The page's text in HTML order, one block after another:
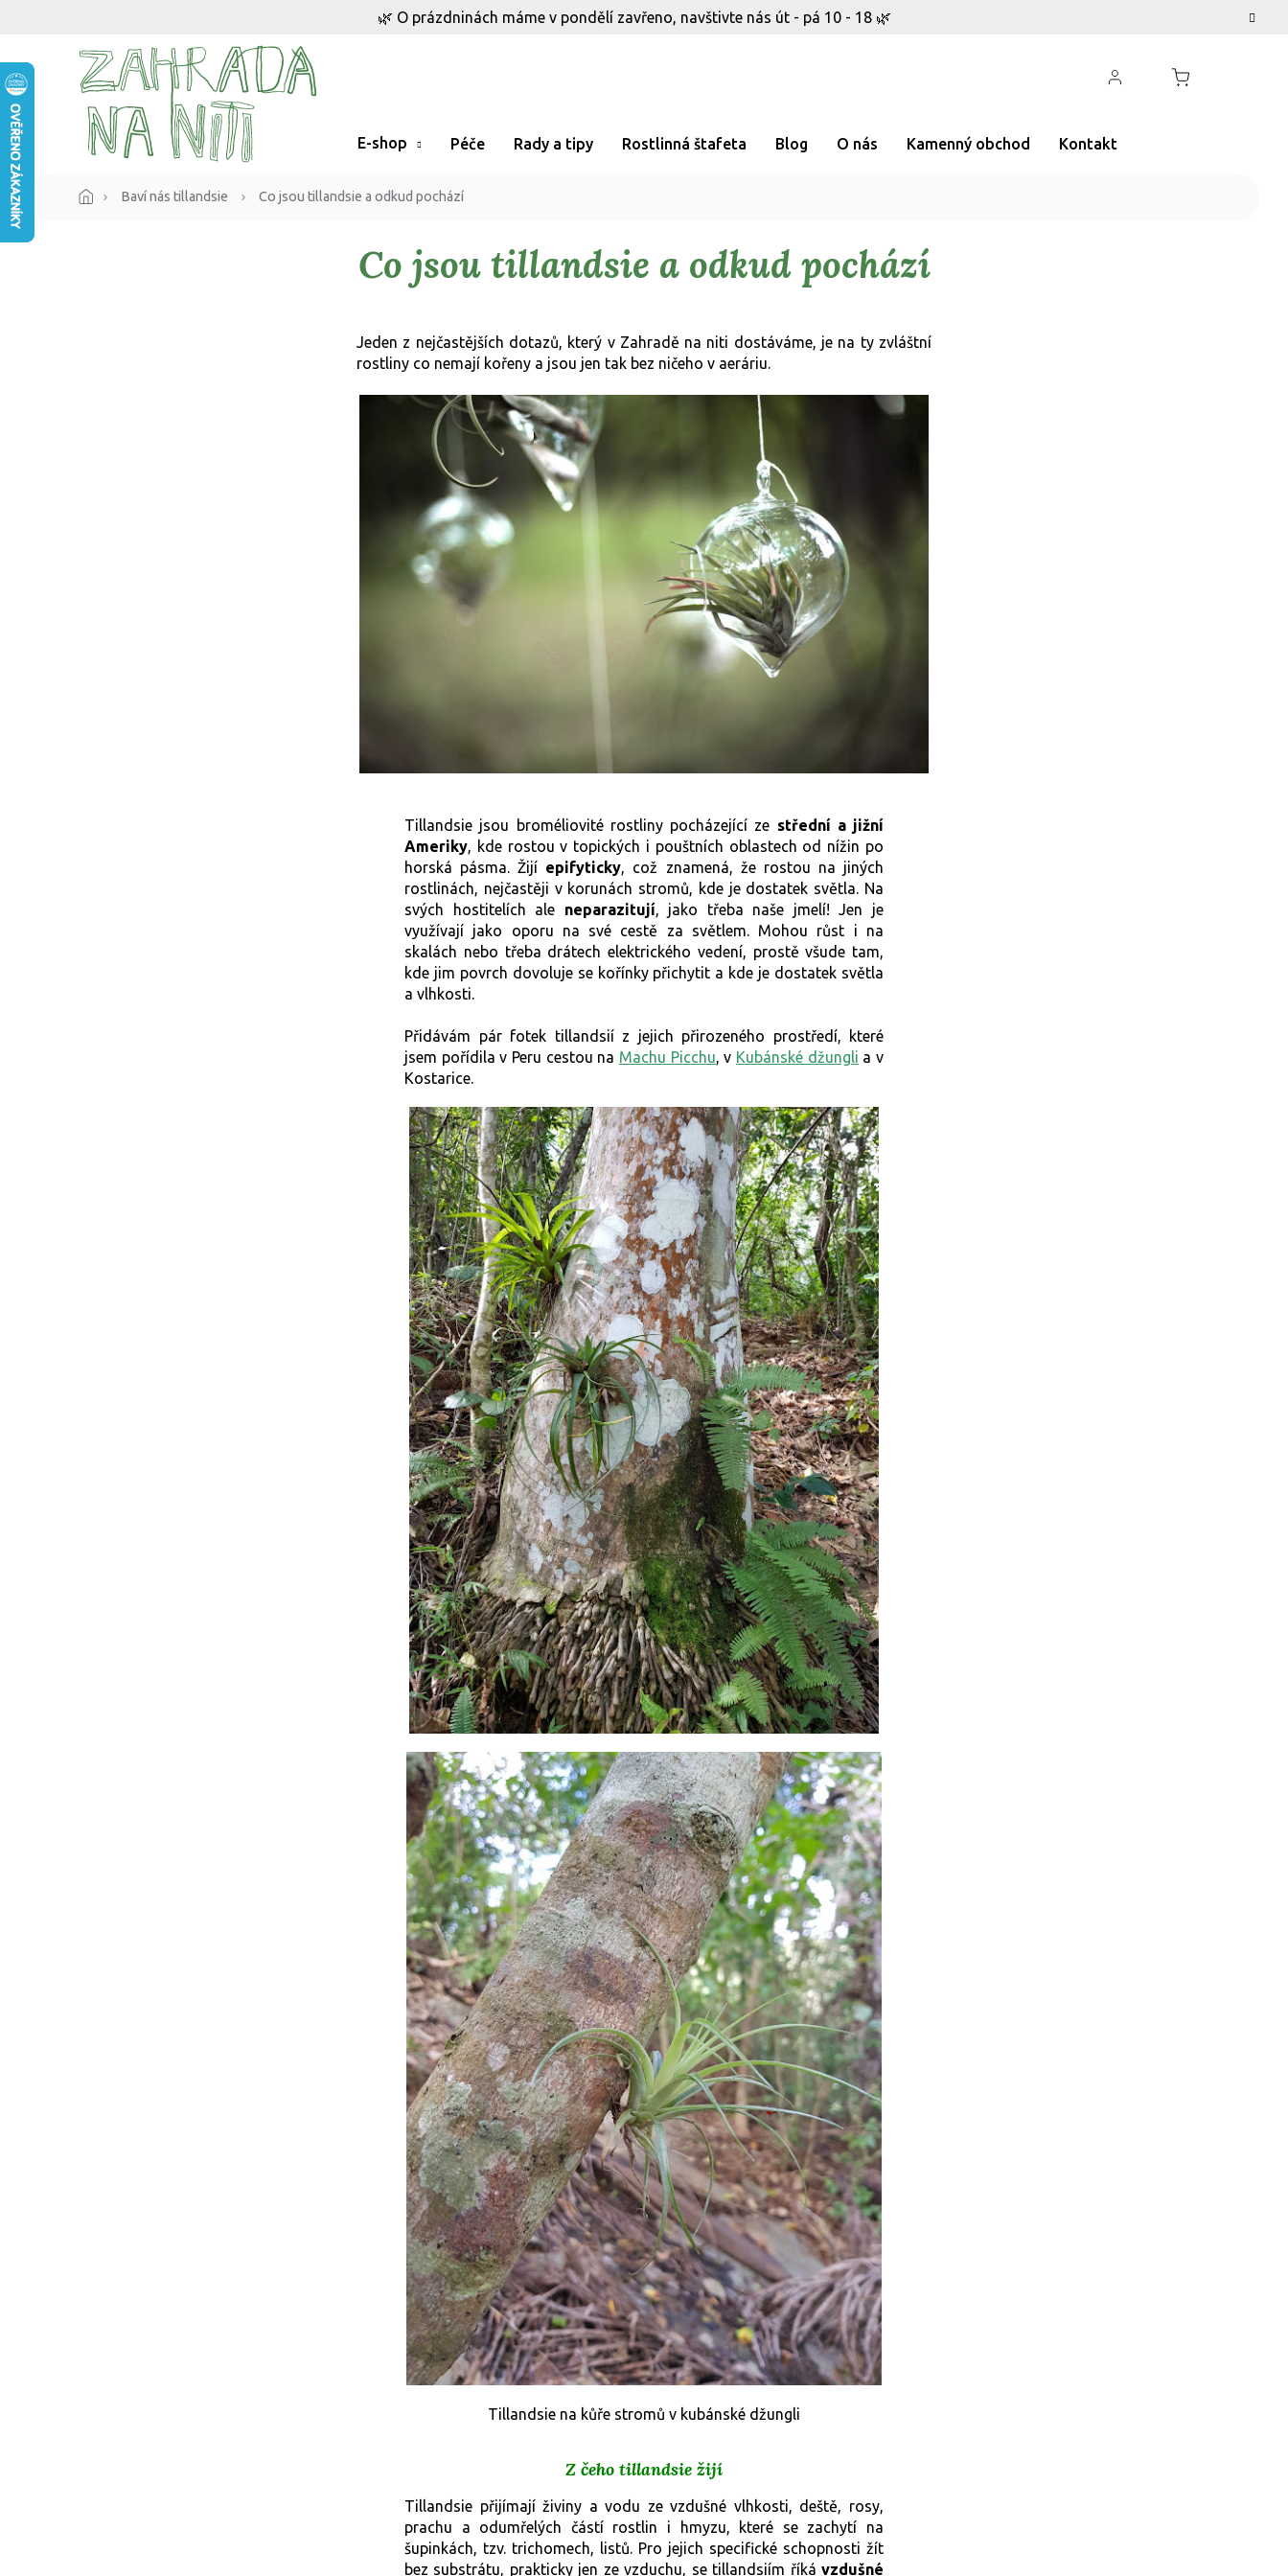
🌿 O prázdninách máme v pondělí zavřeno, navštivte nás út - pá 10 - 18 🌿
E-shop Péče Rady a tipy Rostlinná štafeta Blog O nás Kamenný obchod Kontakt
Baví nás tillandsie Co jsou tillandsie a odkud pochází
Co jsou tillandsie a odkud pochází
Jeden z nejčastějších dotazů, který v Zahradě na niti dostáváme, je na ty zvláštní
rostliny co nemají kořeny a jsou jen tak bez ničeho v aeráriu.
Tillandsie jsou broméliovité rostliny pocházející ze střední a jižní
Ameriky, kde rostou v topických i pouštních oblastech od nížin po
horská pásma. Žijí epifyticky, což znamená, že rostou na jiných
rostlinách, nejčastěji v korunách stromů, kde je dostatek světla. Na
svých hostitelích ale neparazitují, jako třeba naše jmelí! Jen je
využívají jako oporu na své cestě za světlem. Mohou růst i na
skalách nebo třeba drátech elektrického vedení, prostěvšude tam,
kde jim povrch dovoluje se kořínky přichytit a kde je dostatek světla
a vlhkosti.
Přidávám pár fotek tillandsií z jejich přirozeného prostředí, které
jsem pořídila v Peru cestou na Machu Picchu,v Kubánské džungli a v
Kostarice.
Tillandsie na kůře stromů v kubánské džungli
Z čeho tillandsie žijí
Tillandsie přijímají živiny a vodu ze vzdušné vlhkosti, deště, rosy,
prachu a odumřelých částí rostlin i hmyzu, které se zachytí na
šupinkách, tzv. trichomech, listů. Pro jejich specifické schopnosti žít
bez substrátu, prakticky jen zevzduchu, se tillandsiím říkávzdušné